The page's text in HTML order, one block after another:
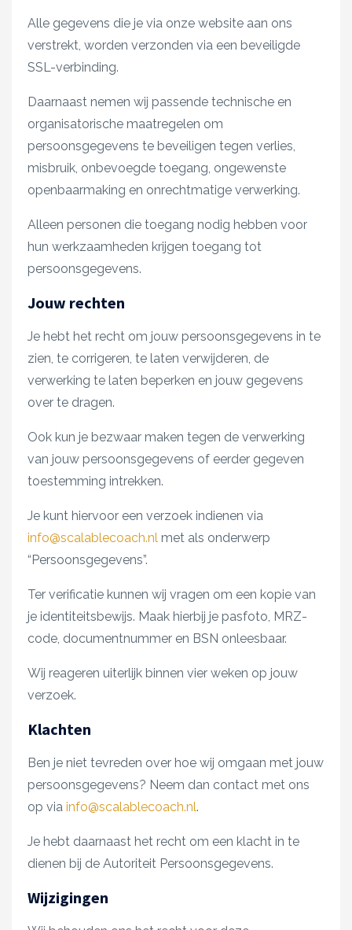
Alle gegevens die je via onze website aan ons
verstrekt, worden verzonden via een beveiligde
SSL-verbinding.
Daarnaast nemen wij passende technische en
organisatorische maatregelen om
persoonsgegevens te beveiligen tegen verlies,
misbruik, onbevoegde toegang, ongewenste
openbaarmaking en onrechtmatige verwerking.
Alleen personen die toegang nodig hebben voor
hun werkzaamheden krijgen toegang tot
persoonsgegevens.
Jouw rechten
Je hebt het recht om jouw persoonsgegevens in te
zien, te corrigeren, te laten verwijderen, de
verwerking te laten beperken en jouw gegevens
over te dragen.
Ook kun je bezwaar maken tegen de verwerking
van jouw persoonsgegevens of eerder gegeven
toestemming intrekken.
Je kunt hiervoor een verzoek indienen via
info@scalablecoach.nl met als onderwerp
“Persoonsgegevens”.
Ter verificatie kunnen wij vragen om een kopie van
je identiteitsbewijs. Maak hierbij je pasfoto, MRZ-
code, documentnummer en BSN onleesbaar.
Wij reageren uiterlijk binnen vier weken op jouw
verzoek.
Klachten
Ben je niet tevreden over hoe wij omgaan met jouw
persoonsgegevens? Neem dan contact met ons
op via info@scalablecoach.nl.
Je hebt daarnaast het recht om een klacht in te
dienen bij de Autoriteit Persoonsgegevens.
Wijzigingen